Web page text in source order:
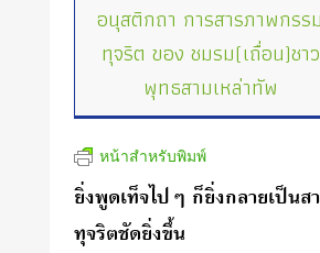
อนุสติกถา การสารภาพกรรม
ทุจริต ของ ชมรม(เถื่อน)ชาว
พุทธสามเหล่าทัพ
หน้าสำหรับพิมพ์
ยิ่งพูดเท็จไปๆ ก็ยิ่งกลายเป็นส
ทุจริตชัดยิ่งขึ้น